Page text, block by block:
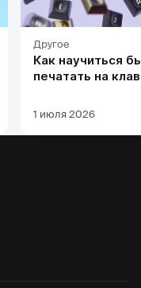
Другое
Как научиться
печатать на
1 июля 2026